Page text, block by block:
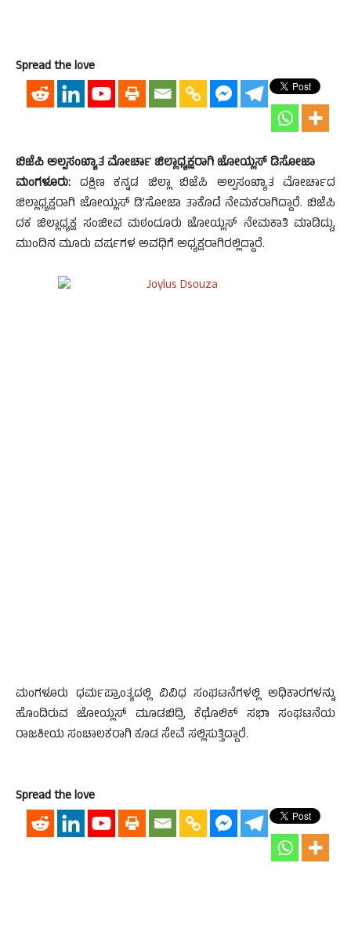
Spread the love
ಬಿಜೆಪಿ ಅಲ್ಪಸಂಖ್ಯಾತ ಮೋರ್ಚಾ ಜಿಲ್ಲಾಧ್ಯಕ್ಷರಾಗಿ ಜೋಯ್ಲಸ್ ಡಿಸೋಜಾ
ಮಂಗಳೂರು: ದಕ್ಷಿಣ ಕನ್ನಡ ಜಿಲ್ಲಾ ಬಿಜೆಪಿ ಅಲ್ಪಸಂಖ್ಯಾತ ಮೋರ್ಚಾದ
ಜಿಲ್ಲಾಧ್ಯಕ್ಷರಾಗಿ ಜೋಯ್ಲಸ್ ಡಿ’ಸೋಜಾ ತಾಕೊಡೆ ನೇಮಕರಾಗಿದ್ದಾರೆ. ಬಿಜೆಪಿ
ದಕ ಜಿಲ್ಲಾಧ್ಯಕ್ಷ ಸಂಜೀವ ಮಠಂದೂರು ಜೋಯ್ಲಸ್ ನೇಮಕಾತಿ ಮಾಡಿದ್ದು,
ಮುಂದಿನ ಮೂರು ವರ್ಷಗಳ ಅವಧಿಗೆ ಅಧ್ಯಕ್ಷರಾಗಿರಲ್ಲಿದ್ದಾರೆ.
ಮಂಗಳೂರು ಧರ್ಮಪ್ರಾಂತ್ಯದಲ್ಲಿ ವಿವಿಧ ಸಂಘಟನೆಗಳಲ್ಲಿ ಅಧಿಕಾರಗಳನ್ನು
ಹೊಂದಿರುವ ಜೋಯ್ಲಸ್ ಮೂಡಬಿದ್ರಿ ಕೆಥೊಲಿಕ್ ಸಭಾ ಸಂಘಟನೆಯ
ರಾಜಕೀಯ ಸಂಚಾಲಕರಾಗಿ ಕೂಡ ಸೇವೆ ಸಲ್ಲಿಸುತ್ತಿದ್ದಾರೆ.
Spread the love